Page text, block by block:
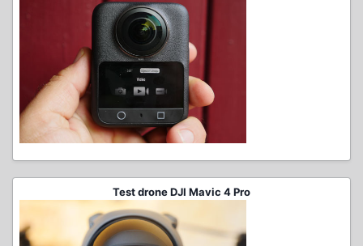
Test drone DJI Mavic 4 Pro